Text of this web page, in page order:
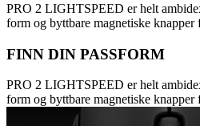
PRO 2 LIGHTSPEED er helt
form og byttbare magnetiske knapper
FINN DIN PASSFORM
PRO 2 LIGHTSPEED er helt
form og byttbare magnetiske knapper